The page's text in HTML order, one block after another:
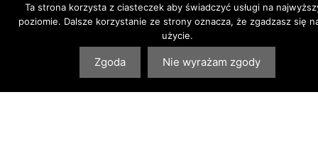
Ta strona korzysta z ciasteczek aby świadczyć usługi na
poziomie. Dalsze korzystanie ze strony oznacza, że zgadzasz się
użycie.
Zgoda Nie wyrażam zgody